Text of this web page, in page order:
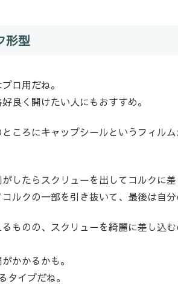
形型
ロ用だね。
良く開けたい人にもおすすめ。
ころにキャップシールというフィル
したらスクリューを出してコルクに差
ルクの一部を引き抜いて、最後は自
ものの、スクリューを綺麗に差し込
かかるかも。
タイプだね。